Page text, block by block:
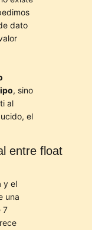
dato
, sino
al
el
entre float
y el
una
7